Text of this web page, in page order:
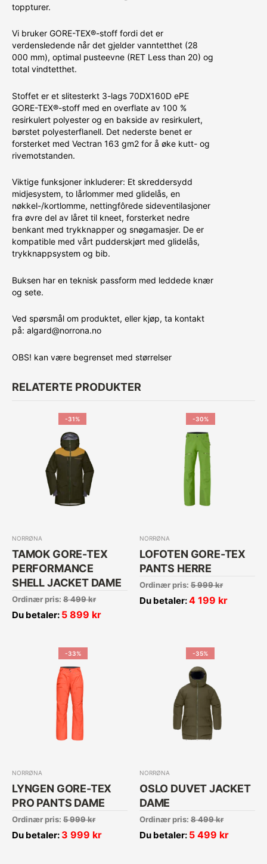
toppturer.
Vi bruker GORE-TEX®-stoff fordi det er
verdensledende når det gjelder vanntetthet (28
000 mm), optimal pusteevne (RET Less than 20) og
total vindtetthet.
Stoffet er et slitesterkt 3-lags 70DX160D ePE
GORE-TEX®-stoff med en overflate av 100 %
resirkulert polyester og en bakside av resirkulert,
børstet polyesterflanell. Det nederste benet er
forsterket med Vectran 163 gm2 for å øke kutt- og
rivemotstanden.
Viktige funksjoner inkluderer: Et skreddersydd
midjesystem, to lårlommer med glidelås, en
nøkkel-/kortlomme, nettingfôrede sideventilasjoner
fra øvre del av låret til kneet, forsterket nedre
benkant med trykknapper og snøgamasjer. De er
kompatible med vårt pudderskjørt med glidelås,
trykknappsystem og bib.
Buksen har en teknisk passform med leddede knær
og sete.
Ved spørsmål om produktet, eller kjøp, ta kontakt
på: algard@norrona.no
OBS! kan være begrenset med størrelser
RELATERTE PRODUKTER
-31%
NORRØNA
TAMOK GORE-TEX
PERFORMANCE
SHELL JACKET DAME
Ordinær pris: 8 499kr
Du betaler: 5 899 kr
-30%
NORRØNA
LOFOTEN GORE-TEX
PANTS HERRE
Ordinær pris: 5 999kr
Du betaler:4 199 kr
-33%
NORRØNA
LYNGEN GORE-TEX
PRO PANTS DAME
Ordinær pris: 5 999kr
Du betaler: 3 999 kr
-35%
NORRØNA
OSLO DUVET JACKET
DAME
Ordinær pris: 8 499kr
Du betaler: 5 499 kr